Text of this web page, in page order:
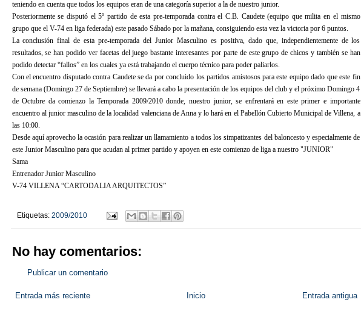
teniendo en cuenta que todos los equipos eran de una categoría superior a la de nuestro junior.
Posteriormente se disputó el 5º partido de esta pre-temporada contra el C.B. Caudete (equipo que milita en el mismo
grupo que el V-74 en liga federada) este pasado Sábado por la mañana, consiguiendo esta vez la victoria por 6 puntos.
La conclusión final de esta pre-temporada del Junior Masculino es positiva, dado que, independientemente de los
resultados, se han podido ver facetas del juego bastante interesantes por parte de este grupo de chicos y también se han
podido detectar “fallos” en los cuales ya está trabajando el cuerpo técnico para poder paliarlos.
Con el encuentro disputado contra Caudete se da por concluido los partidos amistosos para este equipo dado que este fin
de semana (Domingo 27 de Septiembre) se llevará a cabo la presentación de los equipos del club y el próximo Domingo 4
de Octubre da comienzo la Temporada 2009/2010 donde, nuestro junior, se enfrentará en este primer e importante
encuentro al junior masculino de la localidad valenciana de Anna y lo hará en el Pabellón Cubierto Municipal de Villena, a
las 10:00.
Desde aquí aprovecho la ocasión para realizar un llamamiento a todos los simpatizantes del baloncesto y especialmente de
este Junior Masculino para que acudan al primer partido y apoyen en este comienzo de liga a nuestro "JUNIOR"
Sama
Entrenador Junior Masculino
V-74 VILLENA “CARTODALIA ARQUITECTOS”
Etiquetas: 2009/2010
No hay comentarios:
Publicar un comentario
Entrada más reciente Entrada antigua
Inicio